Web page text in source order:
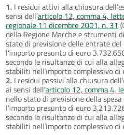
1. I residui attivi alla chiusura
sensi dell’articolo 12, comma 4,
regionale 11 dicembre 2001, n. 31
della Regione Marche e strumenti
stato di previsione delle entrate
l’importo presunto di euro
secondo le risultanze di cui alla
stabiliti nell’importo complessivo
2. I residui passivi alla chiusura
ai sensi dell’articolo 12, comma 4,
nello stato di previsione della
l’importo presunto di euro
secondo le risultanze di cui alla
stabiliti nell’importo complessivo